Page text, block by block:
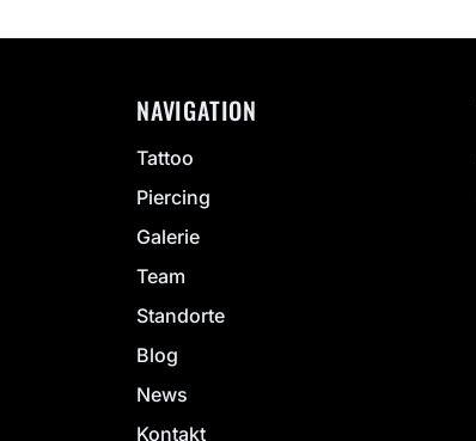
NAVIGATION
Tattoo
Piercing
Galerie
Team
Standorte
Blog
News
Kontakt